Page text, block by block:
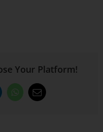
Your Platform!
WhatsApp
Email